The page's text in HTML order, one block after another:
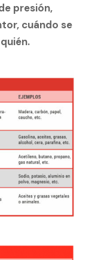
presión,
cuándo se